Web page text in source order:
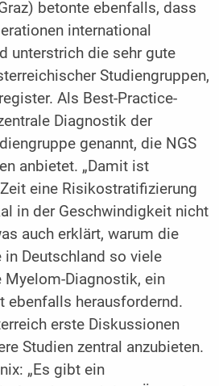
betonte ebenfalls, dass
international
unterstrich die sehr gute
Studiengruppen,
Als Best-Practice-
Diagnostik der
genannt, die NGS
anbietet. „Damit ist
eine Risikostratifizierung
in der Geschwindigkeit nicht
auch erklärt, warum die
in Deutschland so viele
Myelom-Diagnostik, ein
ebenfalls herausfordernd.
erste Diskussionen
Studien zentral anzubieten.
„Es gibt ein